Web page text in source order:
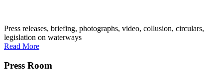
Press releases, briefing, photographs, video, collusion, circulars,
legislation on waterways
Read More
Press Room